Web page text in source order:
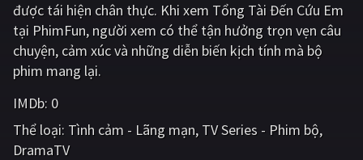
Âu - Mỹ Trung Quốc - Hồng Kông
Hàn Quốc Nhật Bản
Tổng hợp
được tái hiện chân thực. Khi xem Tổng Tài Đến Cứu Em
tại PhimFun, người xem có thể tận hưởng trọn vẹn câu
chuyện, cảm xúc và những diễn biến kịch tính mà bộ
phim mang lại.
IMDb: 0
Thể loại: Tình cảm - Lãng mạn TV Series - Phim bộ
DramaTV